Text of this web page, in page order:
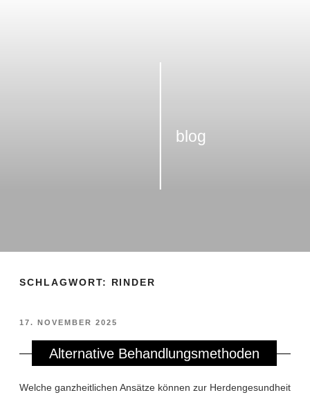
blog
SCHLAGWORT: RINDER
VERÖFFENTLICHT
17. NOVEMBER 2025
Alternative Behandlungsmethoden
Welche ganzheitlichen Ansätze können zur Herdengesundheit